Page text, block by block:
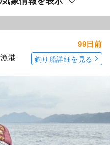
港
99日前
釣り船詳細を見る